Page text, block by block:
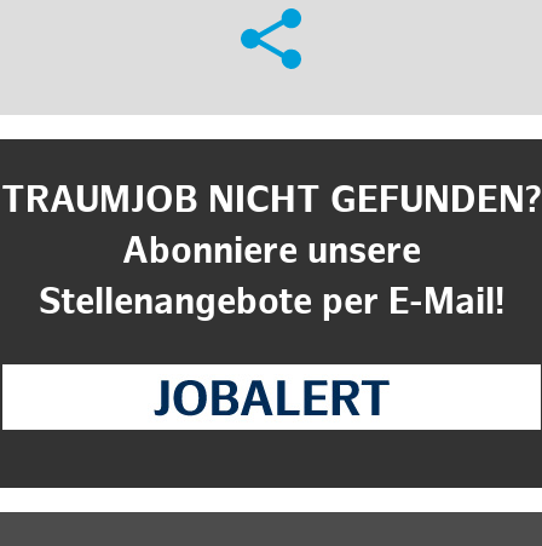
TRAUMJOB NICHT GEFUNDEN?
Abonniere unsere
Stellenangebote per E-Mail!